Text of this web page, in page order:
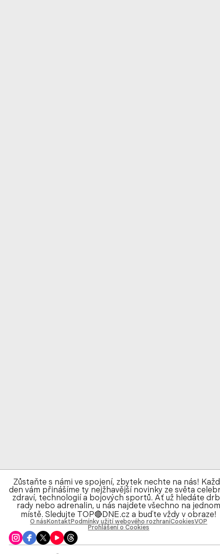
Zůstaňte s námi ve spojení, zbytek nechte na nás!
den vám přinášíme ty nejžhavější novinky ze světa
zdraví, technologií a bojových sportů. Ať už hledáte
rady nebo adrenalin, u nás najdete všechno na
místě. Sledujte TOP🔴DNE.cz a buďte vždy v obraze!
O nás Kontakt Podmínky užití webového rozhraníCookiesVOP
Prohlášení o Cookies